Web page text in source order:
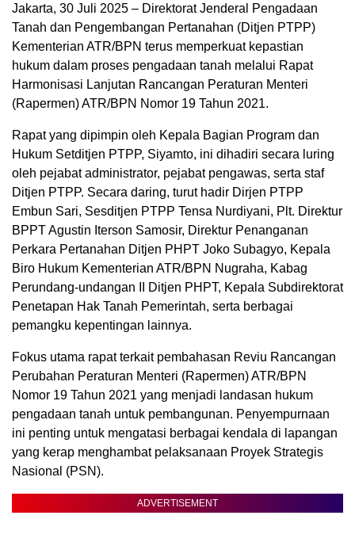
Jakarta, 30 Juli 2025 – Direktorat Jenderal Pengadaan
Tanah dan Pengembangan Pertanahan (Ditjen PTPP)
Kementerian ATR/BPN terus memperkuat kepastian
hukum dalam proses pengadaan tanah melalui Rapat
Harmonisasi Lanjutan Rancangan Peraturan Menteri
(Rapermen) ATR/BPN Nomor 19 Tahun 2021.
Rapat yang dipimpin oleh Kepala Bagian Program dan
Hukum Setditjen PTPP, Siyamto, ini dihadiri secara luring
oleh pejabat administrator, pejabat pengawas, serta staf
Ditjen PTPP. Secara daring, turut hadir Dirjen PTPP
Embun Sari, Sesditjen PTPP Tensa Nurdiyani, Plt. Direktur
BPPT Agustin Iterson Samosir, Direktur Penanganan
Perkara Pertanahan Ditjen PHPT Joko Subagyo, Kepala
Biro Hukum Kementerian ATR/BPN Nugraha, Kabag
Perundang-undangan II Ditjen PHPT, Kepala Subdirektorat
Penetapan Hak Tanah Pemerintah, serta berbagai
pemangku kepentingan lainnya.
Fokus utama rapat terkait pembahasan Reviu Rancangan
Perubahan Peraturan Menteri (Rapermen) ATR/BPN
Nomor 19 Tahun 2021 yang menjadi landasan hukum
pengadaan tanah untuk pembangunan. Penyempurnaan
ini penting untuk mengatasi berbagai kendala di lapangan
yang kerap menghambat pelaksanaan Proyek Strategis
Nasional (PSN).
ADVERTISEMENT